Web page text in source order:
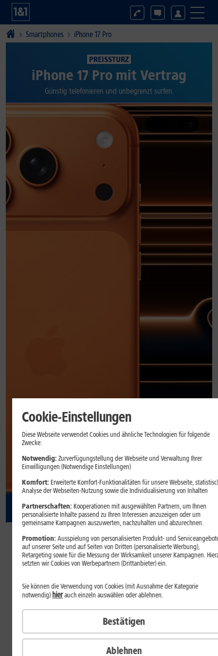
Smartphones iPhone 17 Pro
PREISSTURZ
iPhone 17 Pro mit Vertrag
Günstig telefonieren und unbegrenzt surfen.
44,
99
€/Monat
dauerhaft
Welche Farbe gefällt Ihnen?
Farbe:Cosmic Orange
Cookie-Einstellungen
Diese Webseite verwendet Cookies und ähnliche Technologien für folgende
Zwecke:
Notwendig: Zurverfügungstellung der Webseite und Verwaltung Ihrer
Einwilligungen (Notwendige Einstellungen)
Komfort: Erweiterte Komfort-Funktionalitäten für unsere Webseite,
Analyse der Webseiten-Nutzung sowie die Individualisierung von Inhalten
Partnerschaften: Kooperationen mit ausgewählten Partnern, um Ihnen
personalisierte Inhalte passend zu Ihren Interessen anzuzeigen oder um
gemeinsame Kampagnen auszuwerten, nachzuhalten und abzurechnen.
Promotion:Ausspielung von personalisierten Produkt- und
auf unserer Seite und auf Seiten von Dritten (personalisierte Werbung),
Retargeting sowie für die Messung der Wirksamkeit unserer Kampagnen.
setzten wir Cookies von Werbepartnern (Drittanbieter) ein.
Ablehnen
Sie können die Verwendung von Cookies (mit Ausnahme der Kategorie
notwendig)hierauch einzeln auswählen oder ablehnen.
Bestätigen